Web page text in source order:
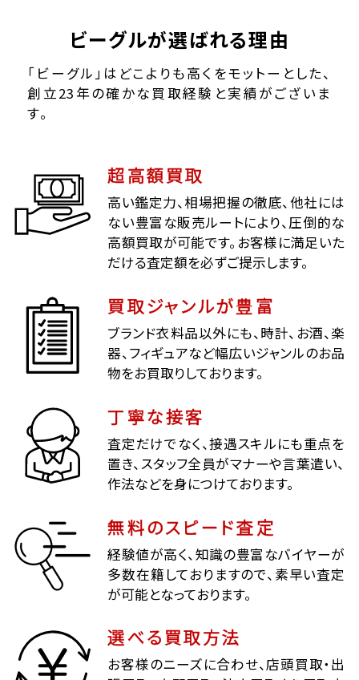
ビーグルが選ばれる理由
「ビーグル」はどこよりも高くをモットーとした、
創立23年の確かな買取経験と実績がございま
す。
超高額買取
高い鑑定力、相場把握の徹底、他社には
ない豊富な販売ルートにより、圧倒的な
高額買取が可能です。お客様に満足いた
だける査定額を必ずご提示します。
買取ジャンルが豊富
ブランド衣料品以外にも、時計、お酒、楽
器、フィギュアなど幅広いジャンルのお品
物をお買取りしております。
丁寧な接客
査定だけでなく、接遇スキルにも重点を
置き、スタッフ全員がマナーや言葉遣い、
作法などを身につけております。
無料のスピード査定
経験値が高く、知識の豊富なバイヤーが
多数在籍しておりますので、素早い査定
が可能となっております。
選べる買取方法
お客様のニーズに合わせ、店頭買取・出